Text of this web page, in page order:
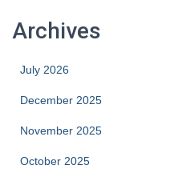
Archives
July 2026
December 2025
November 2025
October 2025